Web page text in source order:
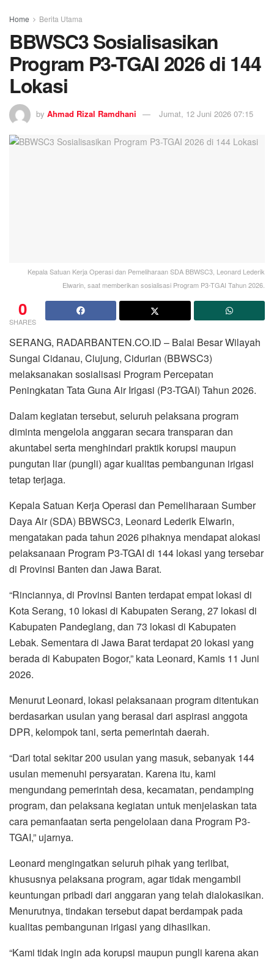
Home Berita Utama
BBWSC3 Sosialisasikan
Program P3-TGAI 2026 di 144
Lokasi
by Ahmad Rizal Ramdhani Jumat, 12 Juni 2026 07:15
Kepala Satuan Kerja Operasi dan Pemeliharaan SDA BBWSC3, Leonard Lederik
Elwarin, saat memberikan sosialisasi Program P3-TGAI Tahun 2026.
0
SHARES
SERANG, RADARBANTEN.CO.ID – Balai Besar Wilayah
Sungai Cidanau, Ciujung, Cidurian (BBWSC3)
melaksanakan sosialisasi Program Percepatan
Peningkatan Tata Guna Air Irigasi (P3-TGAI) Tahun 2026.
Dalam kegiatan tersebut, seluruh pelaksana program
diminta mengelola anggaran secara transparan dan
akuntabel serta menghindari praktik korupsi maupun
pungutan liar (pungli) agar kualitas pembangunan irigasi
tetap terjaga.
Kepala Satuan Kerja Operasi dan Pemeliharaan Sumber
Daya Air (SDA) BBWSC3, Leonard Lederik Elwarin,
mengatakan pada tahun 2026 pihaknya mendapat alokasi
pelaksanaan Program P3-TGAI di 144 lokasi yang tersebar
di Provinsi Banten dan Jawa Barat.
“Rinciannya, di Provinsi Banten terdapat empat lokasi di
Kota Serang, 10 lokasi di Kabupaten Serang, 27 lokasi di
Kabupaten Pandeglang, dan 73 lokasi di Kabupaten
Lebak. Sementara di Jawa Barat terdapat 20 lokasi yang
berada di Kabupaten Bogor,” kata Leonard, Kamis 11 Juni
2026.
Menurut Leonard, lokasi pelaksanaan program ditentukan
berdasarkan usulan yang berasal dari aspirasi anggota
DPR, kelompok tani, serta pemerintah daerah.
“Dari total sekitar 200 usulan yang masuk, sebanyak 144
usulan memenuhi persyaratan. Karena itu, kami
mengundang pemerintah desa, kecamatan, pendamping
program, dan pelaksana kegiatan untuk menjelaskan tata
cara pemanfaatan serta pengelolaan dana Program P3-
TGAI,” ujarnya.
Leonard mengingatkan seluruh pihak yang terlibat,
khususnya pelaksana program, agar tidak mengambil
keuntungan pribadi dari anggaran yang telah dialokasikan.
Menurutnya, tindakan tersebut dapat berdampak pada
kualitas pembangunan irigasi yang dihasilkan.
“Kami tidak ingin ada korupsi maupun pungli karena akan